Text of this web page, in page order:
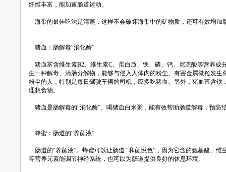
纤维丰富，能加速肠道运动。
海带的最佳吃法是清蒸，这样不会破坏海带中的矿物质，还可有效增加
猪血：肠解毒“消化酶”
猪血富含维生素B2、维生素C、蛋白质、铁、磷、钙、尼克酸等营养成
生一种解毒、清肠分解物，能够与侵入人体内的粉尘、有害金属微粒发
粉尘的人，特别是每日驾驶车辆的司机，应多吃猪血。另外，猪血富含
理想食物。
猪血是肠解毒的“消化酶”。喝猪血白米粥，能有效帮助肠道解毒，预防
蜂蜜：肠道的“养颜液”
肠道的“养颜液”。蜂蜜可以让肠道 “和颜悦色”，因为它含的氨基酸、
等营养元素能调节神经系统，也可以为肠道提供良好的休息环境。